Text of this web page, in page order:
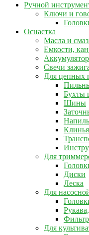
Ручной
Ключи и
Оснастка
Масла и
Емкости,
Свечи
Для цепных
Бухты
Шины
Для
Диски
Леска
Для
Для